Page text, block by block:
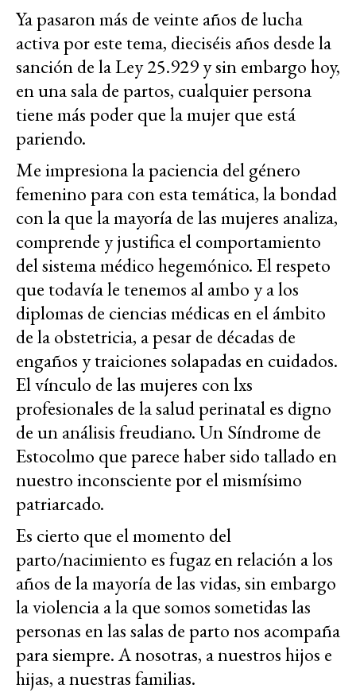
Ya pasaron más de veinte años de lucha
activa por este tema, dieciséis años desde la
sanción de la Ley 25.929 y sin embargo hoy,
en una sala de partos, cualquier persona
tiene más poder que la mujer que está
pariendo.
Me impresiona la paciencia del género
femenino para con esta temática, la bondad
con la que la mayoría de las mujeres analiza,
comprende y justifica el comportamiento
del sistema médico hegemónico. El respeto
que todavía le tenemos al ambo y a los
diplomas de ciencias médicas en el ámbito
de la obstetricia, a pesar de décadas de
engaños y traiciones solapadas en cuidados.
El vínculo de las mujeres con lxs
profesionales de la salud perinatal es digno
de un análisis freudiano. Un Síndrome de
Estocolmo que parece haber sido tallado en
nuestro inconsciente por el mismísimo
patriarcado.
Es cierto que el momento del
parto/nacimiento es fugaz en relación a los
años de la mayoría de las vidas, sin embargo
la violencia a la que somos sometidas las
personas en las salas de parto nos acompaña
para siempre. A nosotras, a nuestros hijos e
hijas, a nuestras familias.